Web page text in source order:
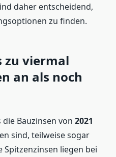
daher entscheidend,
zu finden.
zu viermal
an als noch
Bauzinsen von 2021
sind, teilweise sogar
Spitzenzinsen liegen bei